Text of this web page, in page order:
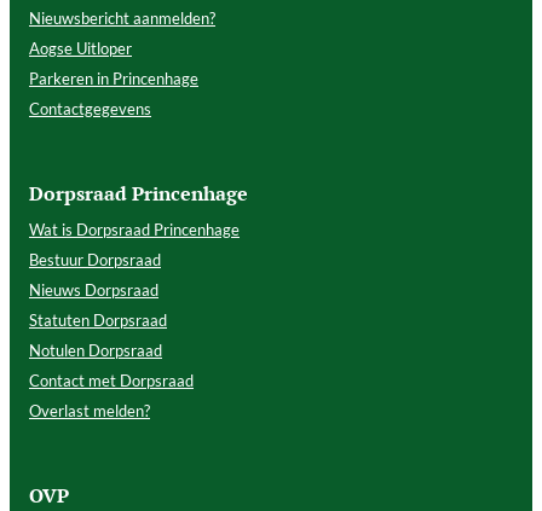
Nieuwsbericht aanmelden?
Aogse Uitloper
Parkeren in Princenhage
Contactgegevens
Dorpsraad Princenhage
Wat is Dorpsraad Princenhage
Bestuur Dorpsraad
Nieuws Dorpsraad
Statuten Dorpsraad
Notulen Dorpsraad
Contact met Dorpsraad
Overlast melden?
OVP